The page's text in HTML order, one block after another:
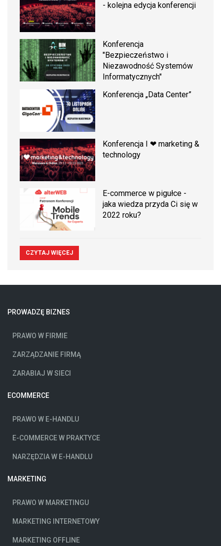
- kolejna edycja konferencji
Konferencja
"Bezpieczeństwo i
Niezawodność Systemów
Informatycznych"
Konferencja „Data Center”
Konferencja I ❤ marketing &
technology
E-commerce w pigułce -
jaka wiedza przyda Ci się w
2022 roku?
CZYTAJ WIĘCEJ
PROWADZĘ BIZNES
PRAWO W FIRMIE
ZARZĄDZANIE FIRMĄ
ZARABIAJ W SIECI
ECOMMERCE
PRAWO W E-HANDLU
E-COMMERCE W PRAKTYCE
NARZĘDZIA W E-HANDLU
MARKETING
PRAWO W MARKETINGU
MARKETING INTERNETOWY
MARKETING OFFLINE